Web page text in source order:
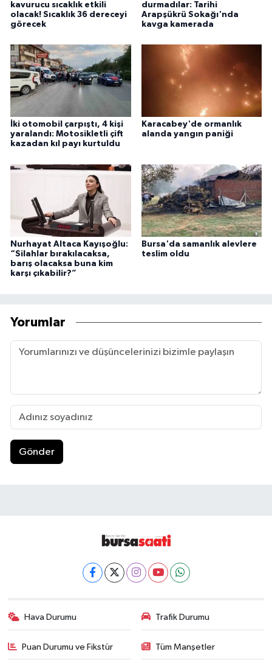
kavurucu sıcaklık etkili
olacak! Sıcaklık 36 dereceyi
görecek
durmadılar: Tarihi
Arapşükrü Sokağı'nda
kavga kamerada
İki otomobil çarpıştı, 4 kişi
yaralandı: Motosikletli çift
kazadan kıl payı kurtuldu
Karacabey'de ormanlık
alanda yangın paniği
Nurhayat Altaca Kayışoğlu:
“Silahlar bırakılacaksa,
barış olacaksa buna kim
karşı çıkabilir?”
Bursa'da samanlık alevlere
teslim oldu
Yorumlar
Gönder
Hava Durumu Trafik Durumu
Puan Durumu ve Fikstür Tüm Manşetler